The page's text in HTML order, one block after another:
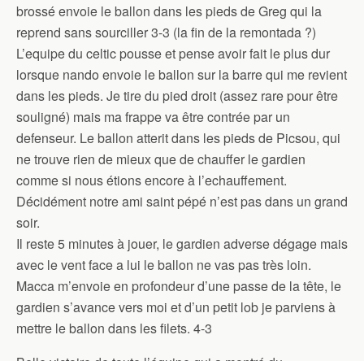
brossé envoie le ballon dans les pieds de Greg qui la
reprend sans sourciller 3-3 (la fin de la remontada ?)
L’equipe du celtic pousse et pense avoir fait le plus dur
lorsque nando envoie le ballon sur la barre qui me revient
dans les pieds. Je tire du pied droit (assez rare pour être
souligné) mais ma frappe va être contrée par un
defenseur. Le ballon atterit dans les pieds de Picsou, qui
ne trouve rien de mieux que de chauffer le gardien
comme si nous étions encore à l’echauffement.
Décidément notre ami saint pépé n’est pas dans un grand
soir.
Il reste 5 minutes à jouer, le gardien adverse dégage mais
avec le vent face a lui le ballon ne vas pas très loin.
Macca m’envoie en profondeur d’une passe de la tête, le
gardien s’avance vers moi et d’un petit lob je parviens à
mettre le ballon dans les filets. 4-3